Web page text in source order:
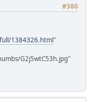
#380
1384326.html"
G2j5wtC53h.jpg"